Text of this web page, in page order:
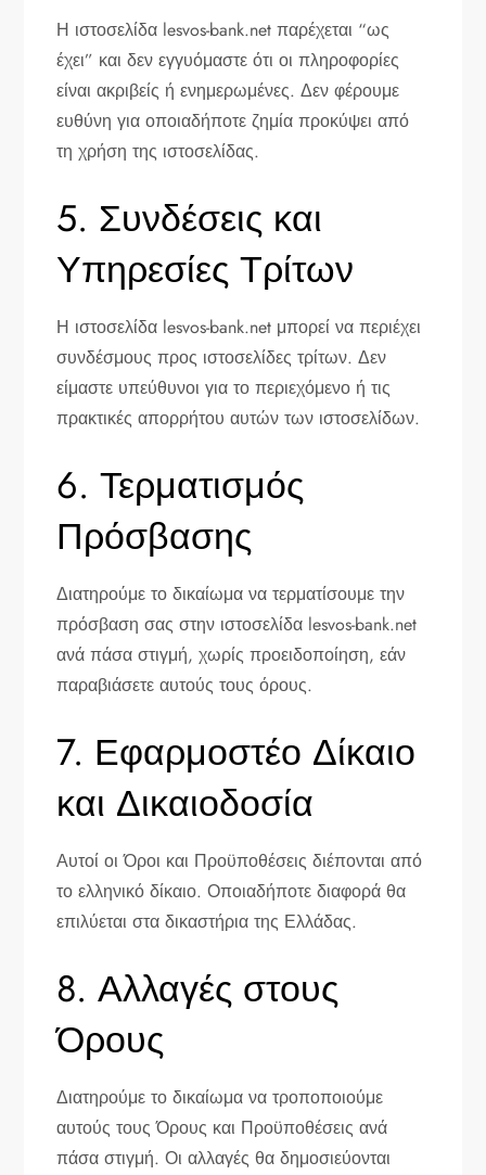
Η ιστοσελίδα lesvos-bank.net παρέχεται “ως
έχει” και δεν εγγυόμαστε ότι οι πληροφορίες
είναι ακριβείς ή ενημερωμένες. Δεν φέρουμε
ευθύνη για οποιαδήποτε ζημία προκύψει από
τη χρήση της ιστοσελίδας.
5. Συνδέσεις και
Υπηρεσίες Τρίτων
Η ιστοσελίδα lesvos-bank.net μπορεί να περιέχει
συνδέσμους προς ιστοσελίδες τρίτων. Δεν
είμαστε υπεύθυνοι για το περιεχόμενο ή τις
πρακτικές απορρήτου αυτών των ιστοσελίδων.
6. Τερματισμός
Πρόσβασης
Διατηρούμε το δικαίωμα να τερματίσουμε την
πρόσβαση σας στην ιστοσελίδα lesvos-bank.net
ανά πάσα στιγμή, χωρίς προειδοποίηση, εάν
παραβιάσετε αυτούς τους όρους.
7. Εφαρμοστέο Δίκαιο
και Δικαιοδοσία
Αυτοί οι Όροι και Προϋποθέσεις διέπονται από
το ελληνικό δίκαιο. Οποιαδήποτε διαφορά θα
επιλύεται στα δικαστήρια της Ελλάδας.
8. Αλλαγές στους
Όρους
Διατηρούμε το δικαίωμα να τροποποιούμε
αυτούς τους Όρους και Προϋποθέσεις ανά
πάσα στιγμή. Οι αλλαγές θα δημοσιεύονται